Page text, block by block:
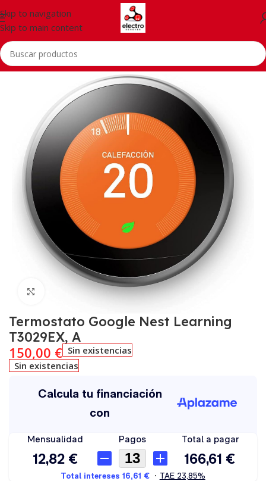
Skip to navigation
Skip to main content
Inicio/Accessorios
Click to enlarge
Termostato Google Nest Learning
T3029EX, A
150,00 € Sin existencias
Sin existencias